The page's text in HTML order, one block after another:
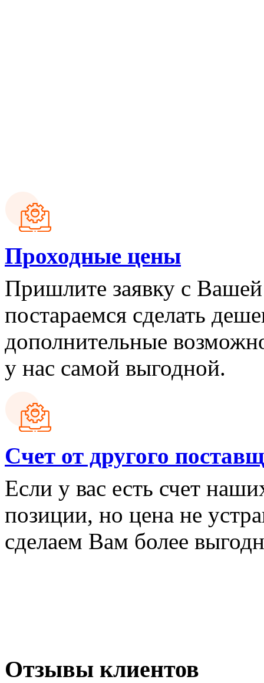
Проходные цены
Пришлите заявку с
постараемся сделать
дополнительные
у нас самой выгодной.
Cчет от другого
Если у вас есть счет
позиции, но цена не
сделаем Вам более
Отзывы клиентов